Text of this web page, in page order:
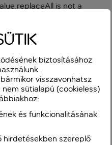
is not a
biztosításához
visszavonhatsz
sütialapú (cookieless)
és funkcionalitásának
hirdetésekben szereplő